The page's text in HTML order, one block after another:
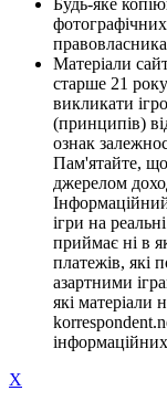
фотографічних
Матеріали
старше 21
викликати
(принципів)
ознак
Пам'ятайте, що
джерелом
ігри на
приймає ні в
платежів, які
азартними
які матеріали
X